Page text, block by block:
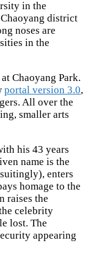
in the
district
noses are
in the
Chaoyang Park.
portal version 3.0,
All over the
smaller arts
his 43 years
name is the
enters
homage to the
raises the
celebrity
lost. The
appearing